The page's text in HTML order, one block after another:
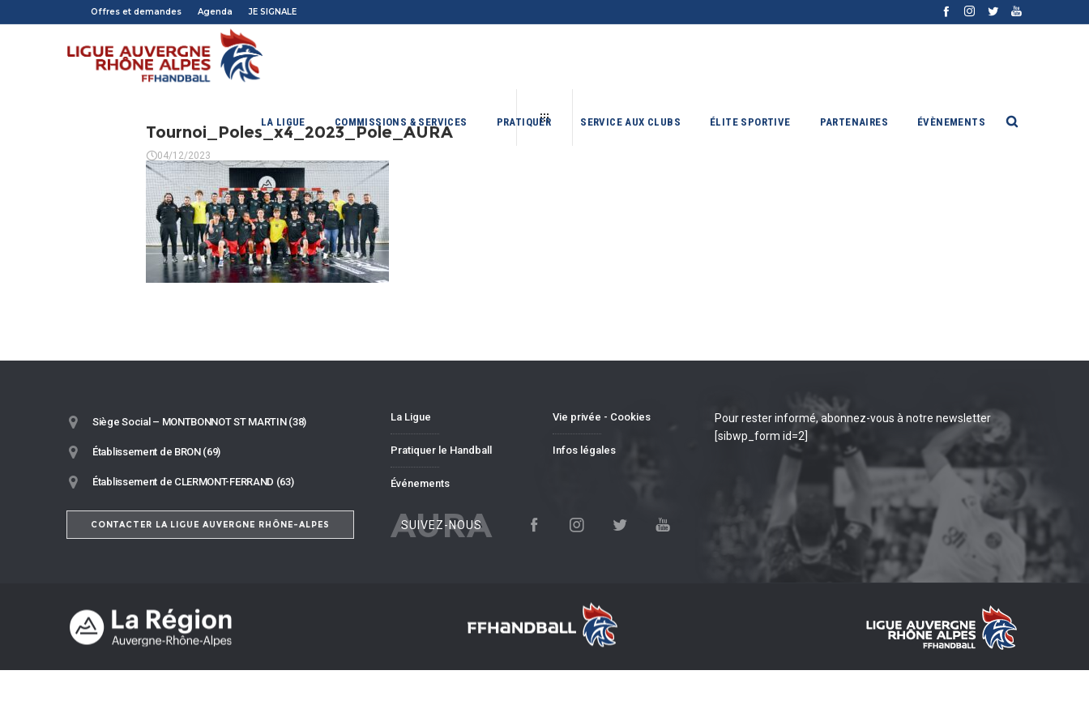
Offres et demandes Agenda JE SIGNALE
LA LIGUE COMMISSIONS & SERVICES PRATIQUER SERVICE AUX CLUBS ÉLITE SPORTIVE PARTENAIRES ÉVÈNEMENTS
Tournoi_Poles_x4_2023_Pole_AURA
04/12/2023
Siège Social – MONTBONNOT ST MARTIN (38)
Établissement de BRON (69)
Établissement de CLERMONT-FERRAND (63)
CONTACTER LA LIGUE AUVERGNE RHÔNE-ALPES
La Ligue
Pratiquer le Handball
Événements
Vie privée - Cookies
Infos légales
AURA
SUIVEZ-NOUS
Pour rester informé, abonnez-vous à notre newsletter
[sibwp_form id=2]